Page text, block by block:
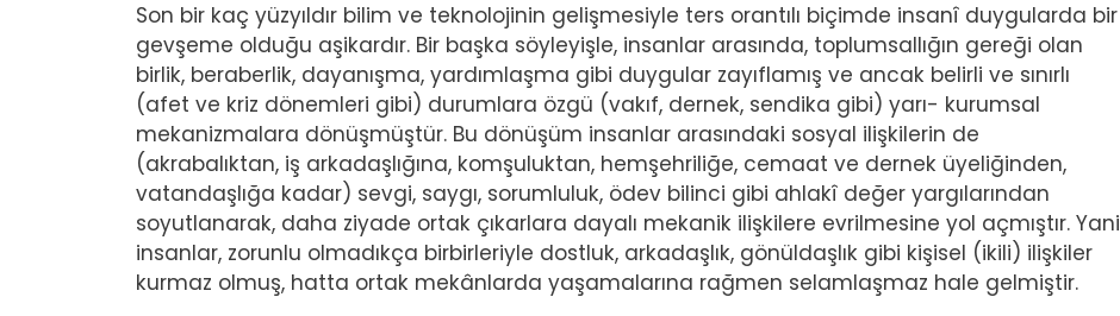
Son bir kaç yüzyıldır bilim ve teknolojinin gelişmesiyle ters orantılı biçimde insanî duygularda bir
gevşeme olduğu aşikardır. Bir başka söyleyişle, insanlar arasında, toplumsallığın gereği olan
birlik, beraberlik, dayanışma, yardımlaşma gibi duygular zayıflamış ve ancak belirli ve sınırlı
(afet ve kriz dönemleri gibi) durumlara özgü (vakıf, dernek, sendika gibi) yarı- kurumsal
mekanizmalara dönüşmüştür. Bu dönüşüm insanlar arasındaki sosyal ilişkilerin de
(akrabalıktan, iş arkadaşlığına, komşuluktan, hemşehriliğe, cemaat ve dernek üyeliğinden,
vatandaşlığa kadar) sevgi, saygı, sorumluluk, ödev bilinci gibi ahlakî değer yargılarından
soyutlanarak, daha ziyade ortak çıkarlara dayalı mekanik ilişkilere evrilmesine yol açmıştır. Yani
insanlar, zorunlu olmadıkça birbirleriyle dostluk, arkadaşlık, gönüldaşlık gibi kişisel (ikili) ilişkiler
kurmaz olmuş, hatta ortak mekânlarda yaşamalarına rağmen selamlaşmaz hale gelmiştir.